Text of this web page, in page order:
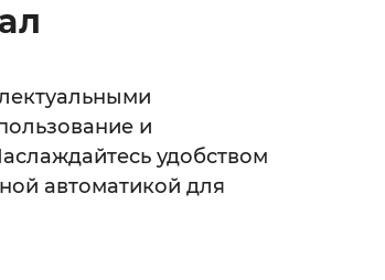
и
удобством
автоматикой для